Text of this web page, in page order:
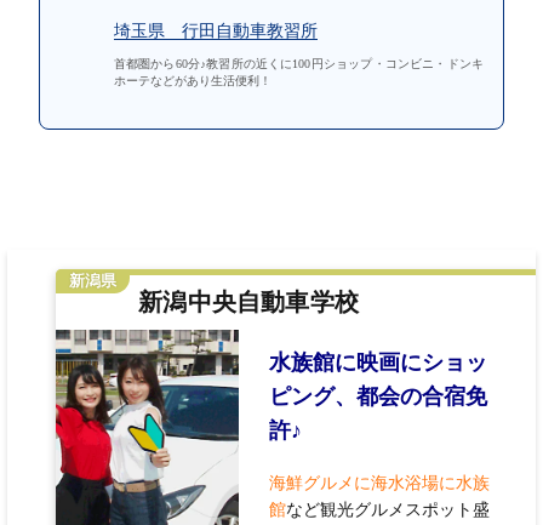
埼玉県 行田自動車教習所
首都圏から60分♪教習所の近くに100円ショップ・コンビニ・ドンキ
ホーテなどがあり生活便利！
新潟県
新潟中央自動車学校
水族館に映画にショッ
ピング、都会の合宿免
許♪
海鮮グルメに海水浴場に水族
館など観光グルメスポット盛